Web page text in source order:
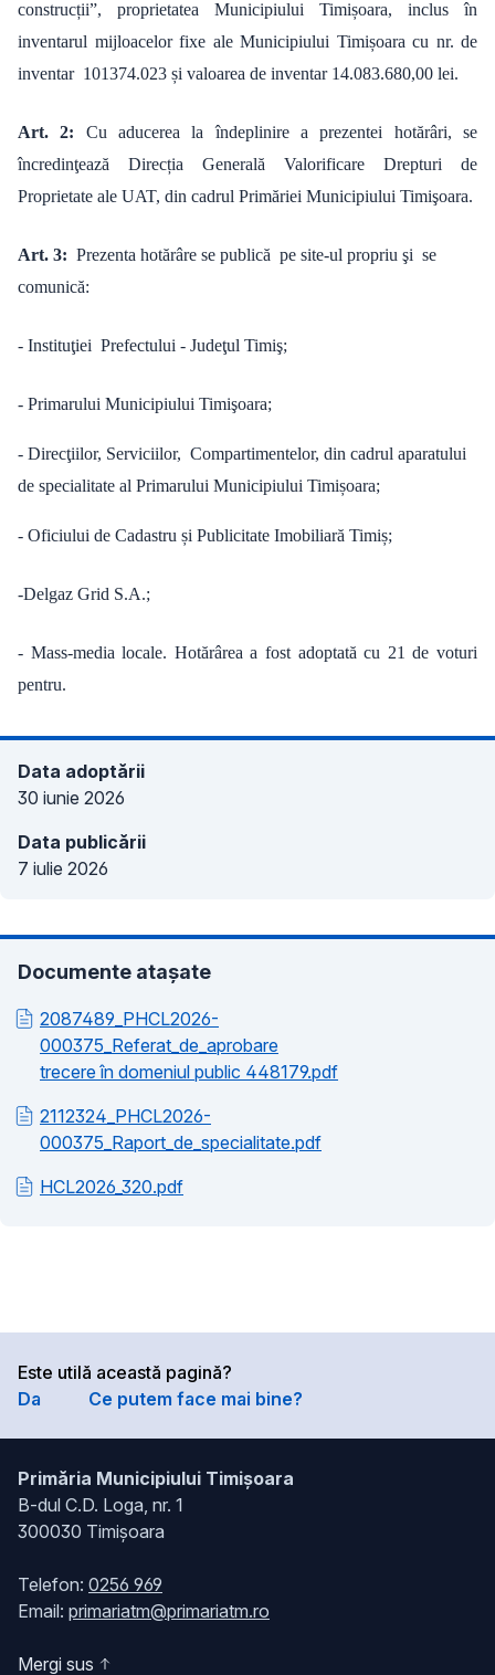
construcții”, proprietatea Municipiului Timișoara, inclus în
inventarul mijloacelor fixe ale Municipiului Timișoara cu nr. de
inventar 101374.023 și valoarea de inventar 14.083.680,00 lei.
Art. 2: Cu aducerea la îndeplinire a prezentei hotărâri, se
încredinţează Direcția Generală Valorificare Drepturi de
Proprietate ale UAT, din cadrul Primăriei Municipiului Timişoara.
Art. 3: Prezenta hotărâre se publică pe site-ul propriu şi se
comunică:
- Instituţiei Prefectului - Judeţul Timiş;
- Primarului Municipiului Timişoara;
- Direcţiilor, Serviciilor, Compartimentelor, din cadrul aparatului
de specialitate al Primarului Municipiului Timișoara;
- Oficiului de Cadastru și Publicitate Imobiliară Timiș;
-Delgaz Grid S.A.;
- Mass-media locale. Hotărârea a fost adoptată cu 21 de voturi
pentru.
Data adoptării
30 iunie 2026
Data publicării
7 iulie 2026
Documente atașate
2087489_PHCL2026-
000375_Referat_de_aprobare
trecere în domeniul public 448179.pdf
2112324_PHCL2026-
000375_Raport_de_specialitate.pdf
HCL2026_320.pdf
Este utilă această pagină?
Da
Ce putem face mai bine?
Primăria Municipiului Timișoara
B-dul C.D. Loga, nr. 1
300030 Timișoara
Telefon: 0256 969
Email: primariatm@primariatm.ro
Mergi sus